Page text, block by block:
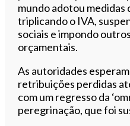
mundo adotou medidas
triplicando o IVA,
sociais e impondo
orçamentais.
As autoridades
retribuições perdidas
com um regresso da
peregrinação, que foi